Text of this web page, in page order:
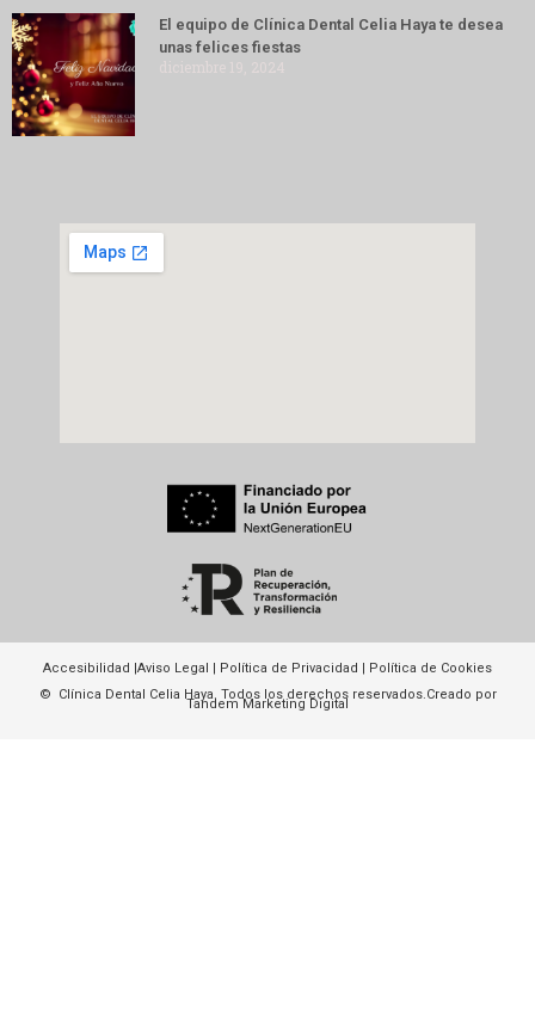
El equipo de Clínica Dental Celia Haya te desea
unas felices fiestas
Accesibilidad |Aviso Legal | Política de Privacidad | Política de Cookies
© Clínica Dental Celia Haya. Todos los derechos reservados.Creado por
Tandem Marketing Digital